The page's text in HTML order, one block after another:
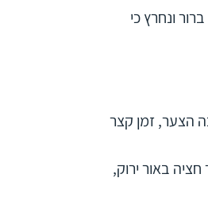
ברור ונחרץ כי
הצער, זמן קצר
באור ירוק,